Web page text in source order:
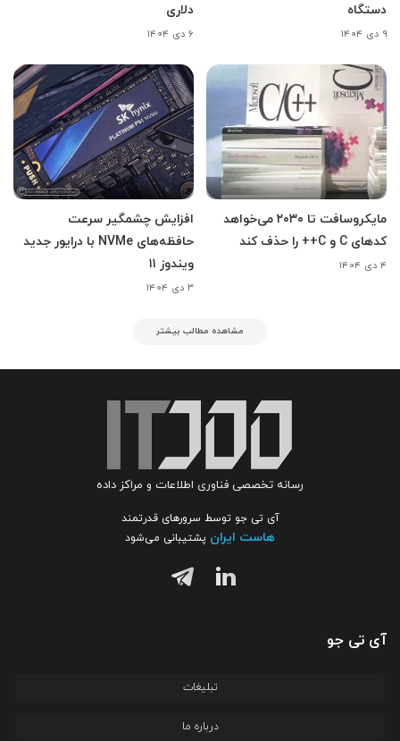
دستگاه
۹ دی ۱۴۰۴
دلاری
۶ دی ۱۴۰۴
مایکروسافت تا ۲۰۳۰ می‌خواهد
کدهای C و C++ را حذف کند
۴ دی ۱۴۰۴
افزایش چشمگیر سرعت
حافظه‌های NVMe با درایور جدید
ویندوز ۱۱
۳ دی ۱۴۰۴
مشاهده مطالب بیشتر
رسانه تخصصی فناوری اطلاعات و مراکز داده
آی تی جو توسط سرورهای قدرتمند
هاست ایران پشتیبانی می‌شود
آی تی جو
تبلیغات
درباره ما